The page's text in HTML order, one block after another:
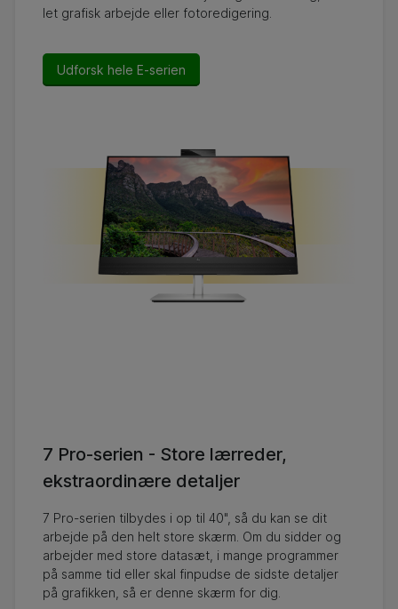
let grafisk arbejde eller fotoredigering.
Udforsk hele E-serien
7 Pro-serien - Store lærreder,
ekstraordinære detaljer
7 Pro-serien tilbydes i op til 40", så du kan se dit
arbejde på den helt store skærm. Om du sidder og
arbejder med store datasæt, i mange programmer
på samme tid eller skal finpudse de sidste detaljer
på grafikken, så er denne skærm for dig.